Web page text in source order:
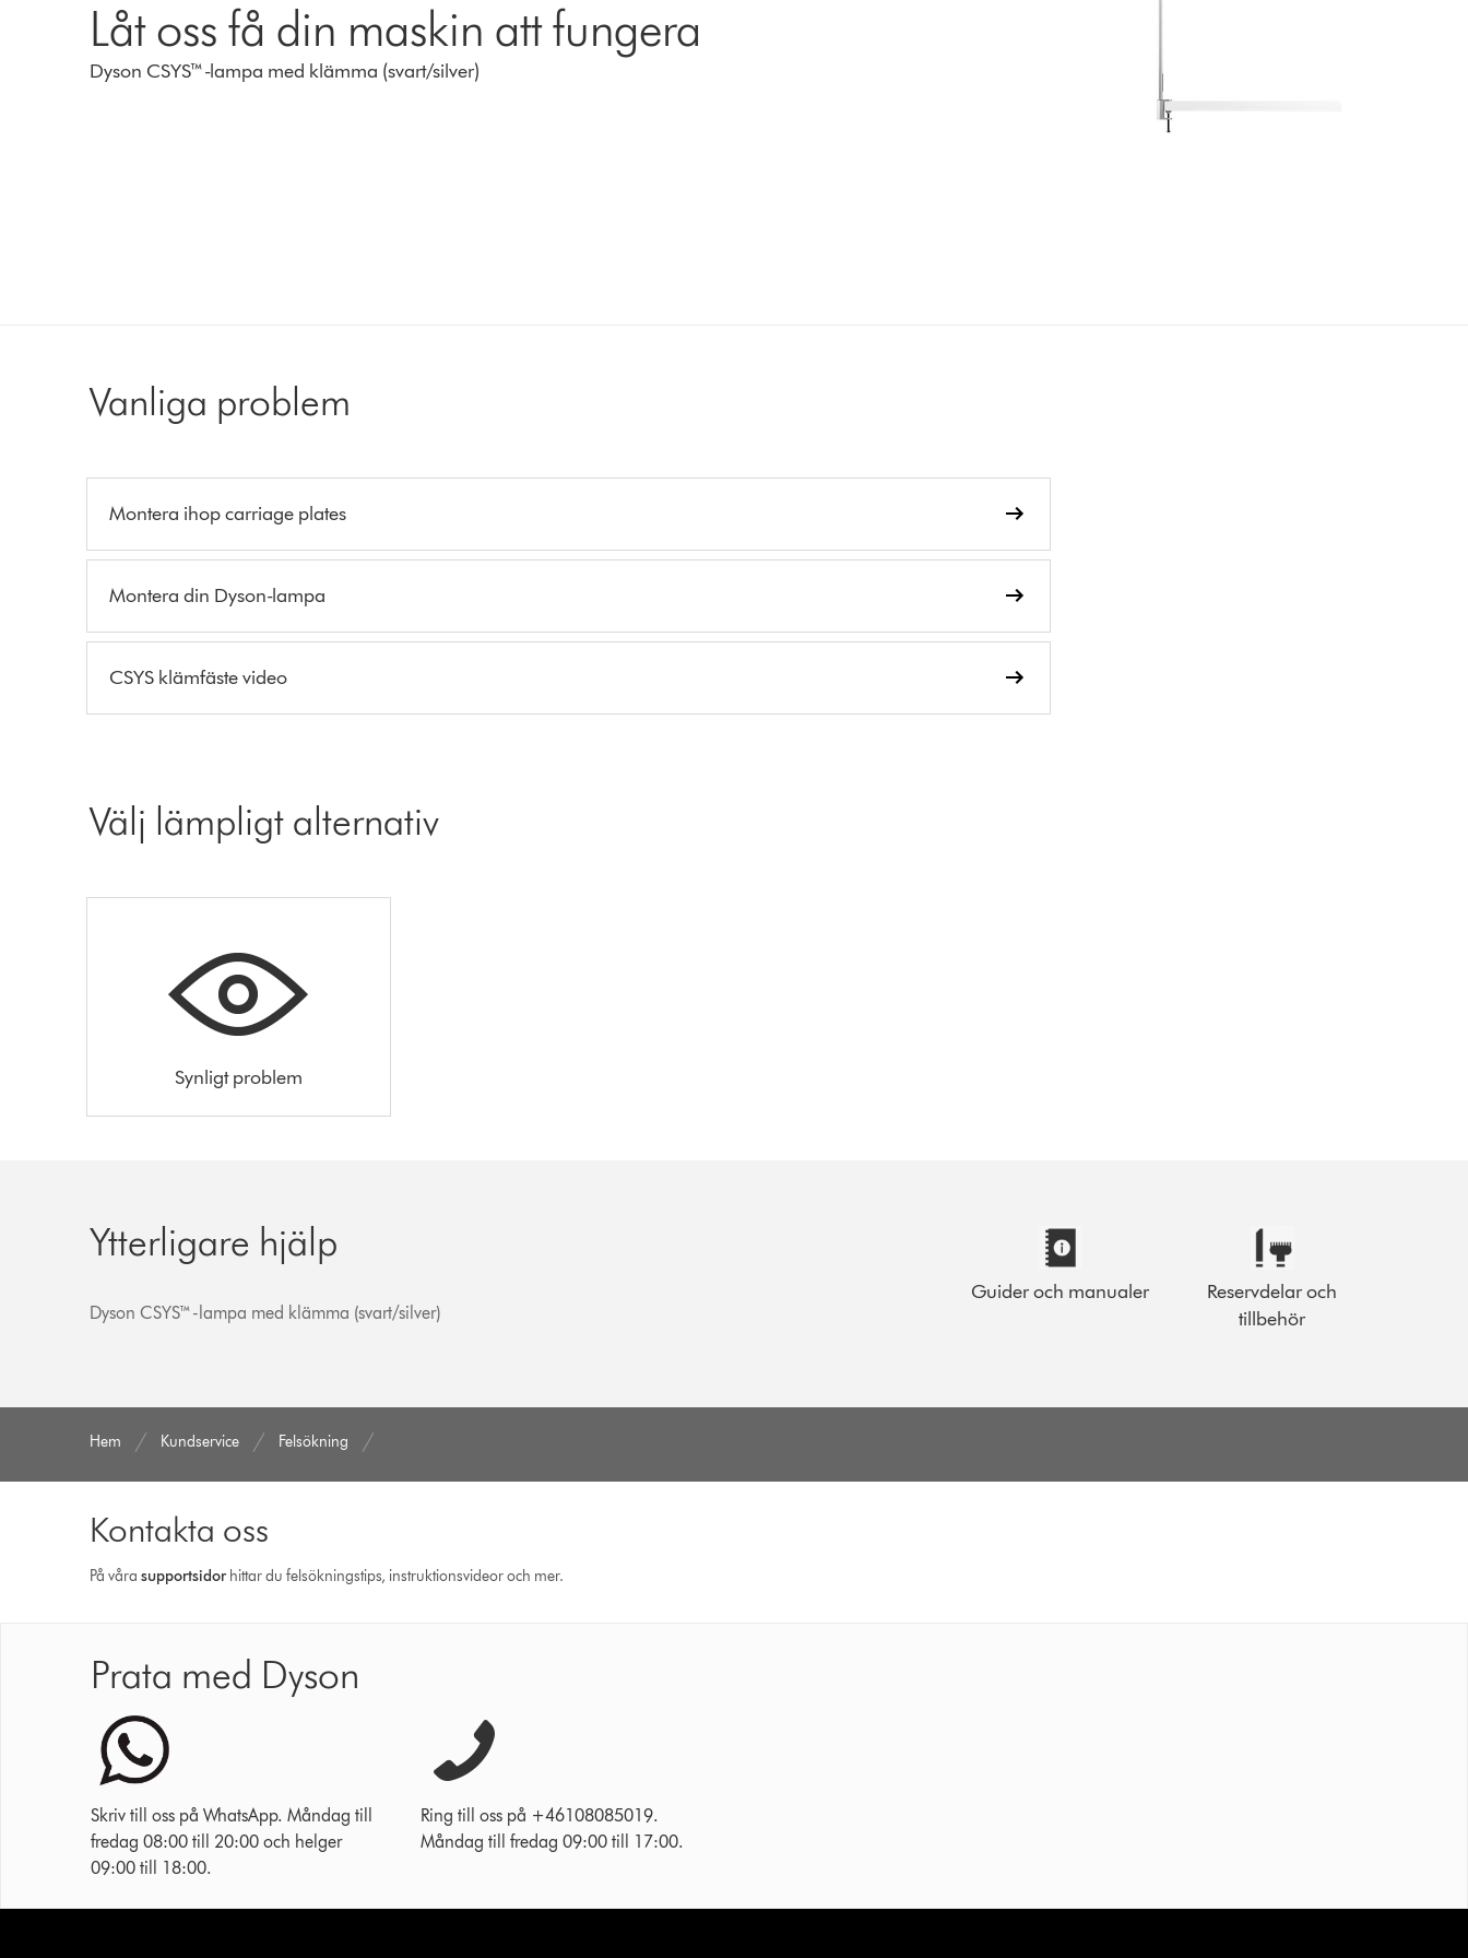
Låt oss få din maskin att fungera
Dyson CSYS™-lampa med klämma (svart/silver)
Vanliga problem
Montera ihop carriage plates
Montera din Dyson-lampa
CSYS klämfäste video
Välj lämpligt alternativ
Synligt problem
Ytterligare hjälp
Dyson CSYS™-lampa med klämma (svart/silver)
Guider och manualer
Reservdelar och
tillbehör
Hem Kundservice Felsökning
Kontakta oss
På vårasupport­sidor hittar du felsökningstips, instruktionsvideor och mer.
Prata med Dyson
Skriv till oss på WhatsApp. Måndag till
fredag 08:00 till 20:00 och helger
09:00 till 18:00.
Ring till oss på +46108085019.
Måndag till fredag 09:00 till 17:00.